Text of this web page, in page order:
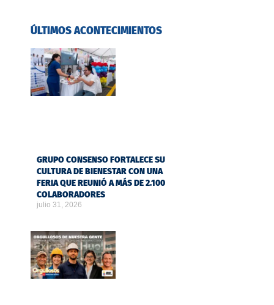
ÚLTIMOS ACONTECIMIENTOS
GRUPO CONSENSO FORTALECE SU
CULTURA DE BIENESTAR CON UNA
FERIA QUE REUNIÓ A MÁS DE 2.100
COLABORADORES
julio 31, 2026